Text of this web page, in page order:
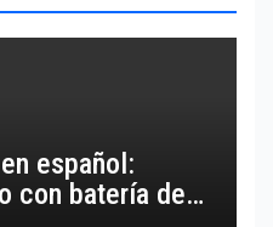
español:
con batería de